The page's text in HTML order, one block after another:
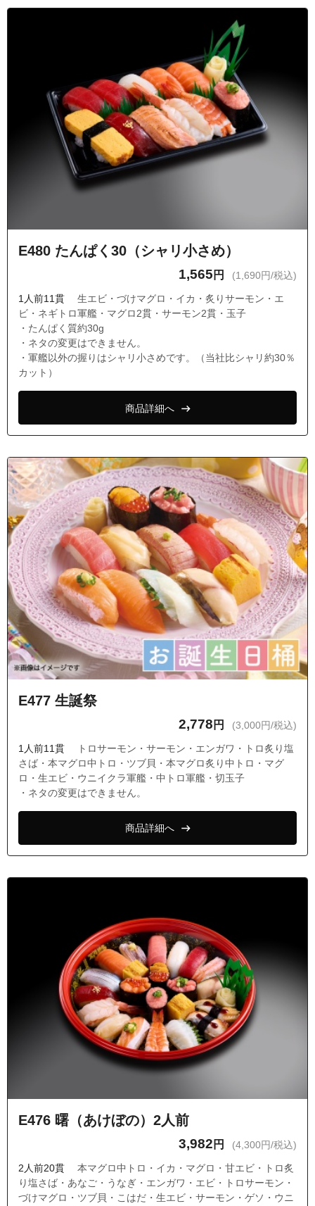
E480 たんぱく30（シャリ小さめ）
1,565 円 (1,690円/税込)
1人前11貫
生エビ・づけマグロ・イカ・炙りサーモン・エ
ビ・ネギトロ軍艦・マグロ2貫・サーモン2貫・玉子
・たんぱく質約30g
・ネタの変更はできません。
・軍艦以外の握りはシャリ小さめです。（当社比シャリ約30％
カット）
商品詳細へ
E477 生誕祭
2,778 円 (3,000円/税込)
1人前11貫
トロサーモン・サーモン・エンガワ・トロ炙り塩
さば・本マグロ中トロ・ツブ貝・本マグロ炙り中トロ・マグ
ロ・生エビ・ウニイクラ軍艦・中トロ軍艦・切玉子
・ネタの変更はできません。
商品詳細へ
E476 曙（あけぼの）2人前
3,982 円 (4,300円/税込)
2人前20貫
本マグロ中トロ・イカ・マグロ・甘エビ・トロ炙
り塩さば・あなご・うなぎ・エンガワ・エビ・トロサーモン・
づけマグロ・ツブ貝・こはだ・生エビ・サーモン・ゲソ・ウニ